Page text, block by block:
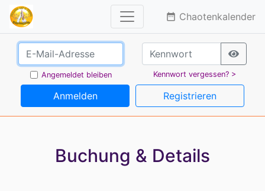
date_range Chaotenkalender
Angemeldet bleiben Kennwort vergessen? >
Anmelden Registrieren
Buchung & Details